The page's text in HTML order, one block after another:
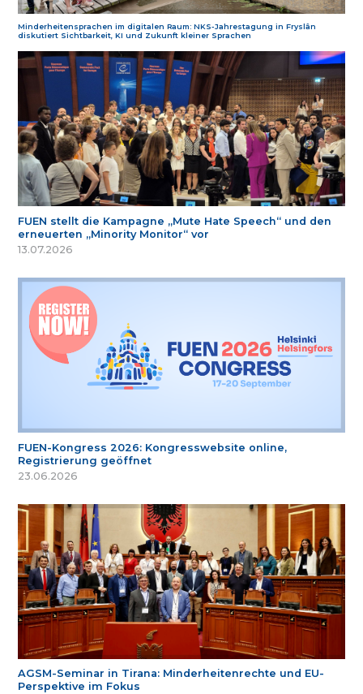
Minderheitensprachen im digitalen Raum: NKS-Jahrestagung in Fryslân
diskutiert Sichtbarkeit, KI und Zukunft kleiner Sprachen
FUEN stellt die Kampagne „Mute Hate Speech“ und den
erneuerten „Minority Monitor“ vor
13.07.2026
FUEN-Kongress 2026: Kongresswebsite online,
Registrierung geöffnet
23.06.2026
AGSM-Seminar in Tirana: Minderheitenrechte und EU-
Perspektive im Fokus